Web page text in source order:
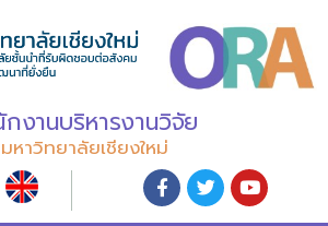
กงานบริหารงานวิจัย
มหาวิทยาลัยเชียงใหม่